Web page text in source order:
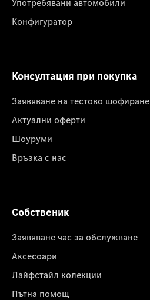
Конфигуратор
Консултация при покупка
Заявяване на тестово шофиране
Актуални оферти
Шоуруми
Връзка с нас
Собственик
Заявяване час за обслужване
Аксесоари
Лайфстайл колекции
Пътна помощ